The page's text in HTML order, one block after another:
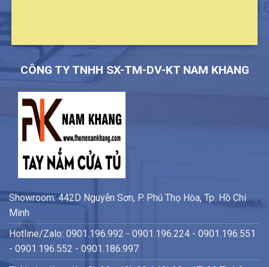
CÔNG TY TNHH SX-TM-DV-KT NAM KHANG
Showroom: 442D Nguyễn Sơn, P. Phú Thọ Hòa, Tp. Hồ Chí
Minh
Hotline/Zalo: 0901.196.992 - 0901.196.224 - 0901.196.551
- 0901.196.552 - 0901.186.997